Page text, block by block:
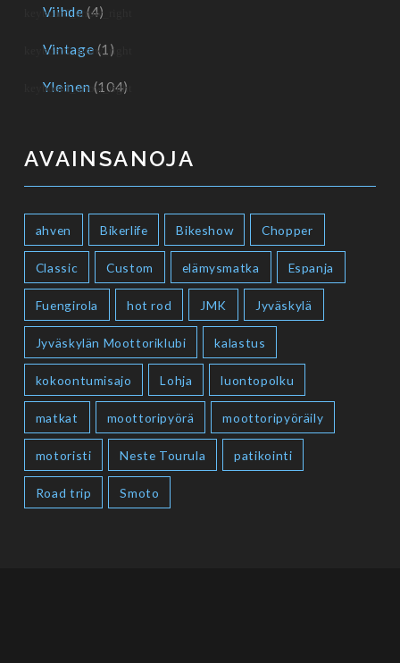
Viihde (4)
Vintage (1)
Yleinen (104)
AVAINSANOJA
ahven Bikerlife Bikeshow Chopper
Classic Custom elämysmatka Espanja
Fuengirola hot rod JMK Jyväskylä
Jyväskylän Moottoriklubi kalastus
kokoontumisajo Lohja luontopolku
matkat moottoripyörä moottoripyöräily
motoristi Neste Tourula patikointi
Road trip Smoto